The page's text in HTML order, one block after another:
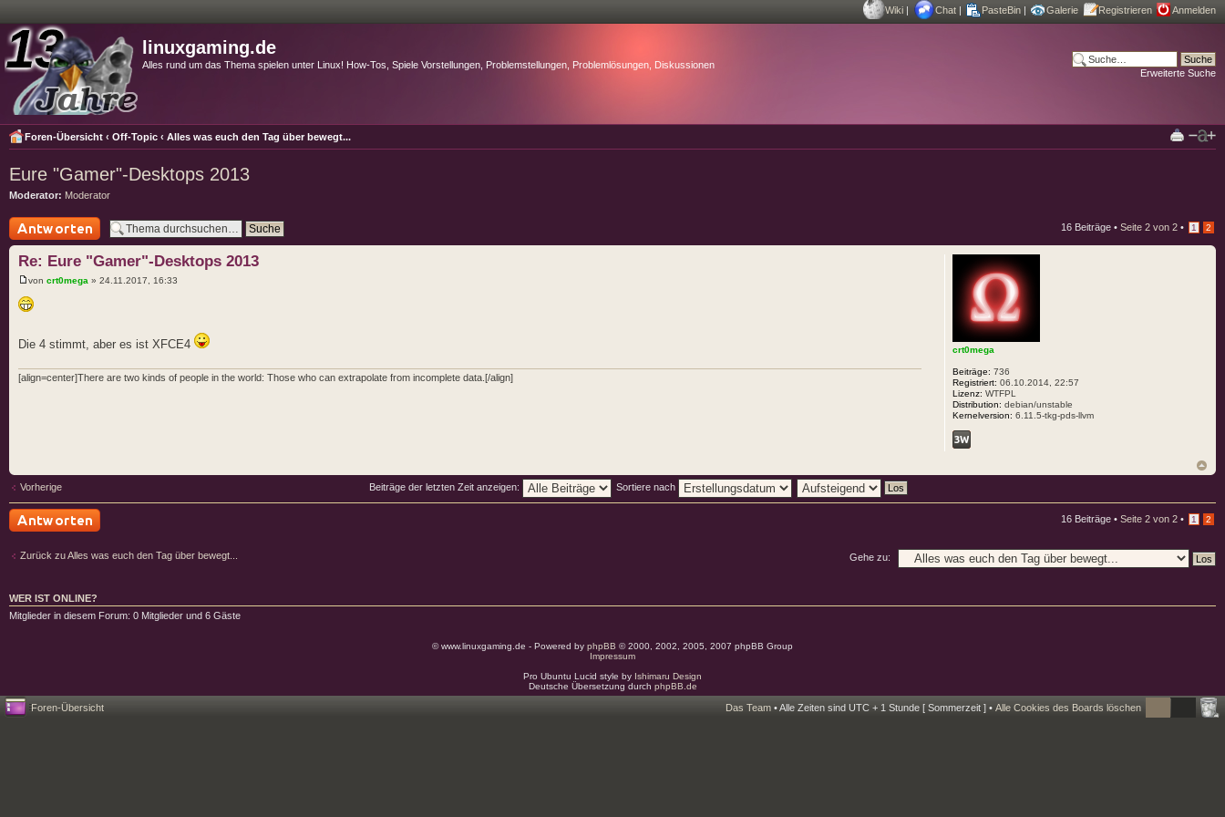
Wiki | Chat | PasteBin | Galerie Registrieren Anmelden
linuxgaming.de
Alles rund um das Thema spielen unter Linux! How-Tos, Spiele Vorstellungen, Problemstellungen, Problemlösungen, Diskussionen
Erweiterte Suche
Foren-Übersicht ‹ Off-Topic ‹ Alles was euch den Tag über bewegt...
Eure "Gamer"-Desktops 2013
Moderator: Moderator
Antwort schreiben
16 Beiträge • Seite 2 von 2 • 1 2
Re: Eure "Gamer"-Desktops 2013
von crt0mega » 24.11.2017, 16:33
Die 4 stimmt, aber es ist XFCE4
[align=center]There are two kinds of people in the world: Those who can extrapolate from incomplete data.[/align]
crt0mega
Beiträge: 736
Registriert: 06.10.2014, 22:57
Lizenz: WTFPL
Distribution: debian/unstable
Kernelversion: 6.11.5-tkg-pds-llvm
Vorherige Beiträge der letzten Zeit anzeigen: Sortiere nach
16 Beiträge • Seite 2 von 2 • 1 2
Zurück zu Alles was euch den Tag über bewegt... Gehe zu:
WER IST ONLINE?
Mitglieder in diesem Forum: 0 Mitglieder und 6 Gäste
© www.linuxgaming.de - Powered by phpBB © 2000, 2002, 2005, 2007 phpBB Group
Impressum
Pro Ubuntu Lucid style by Ishimaru Design
Deutsche Übersetzung durch phpBB.de
Foren-Übersicht Das Team • Alle Zeiten sind UTC + 1 Stunde [ Sommerzeit ] • Alle Cookies des Boards löschen